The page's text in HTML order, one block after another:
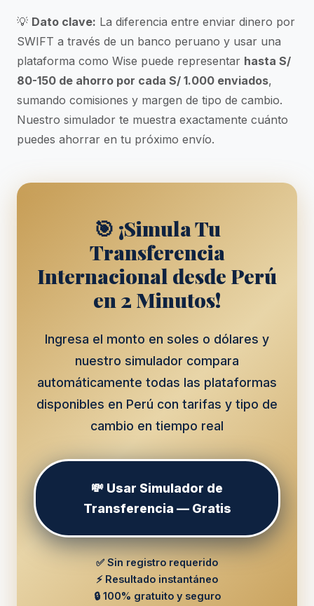
💡 Dato clave: La diferencia entre enviar dinero por
SWIFT a través de un banco peruano y usar una
plataforma como Wise puede representar hasta S/
80-150 de ahorro por cada S/ 1.000 enviados,
sumando comisiones y margen de tipo de cambio.
Nuestro simulador te muestra exactamente cuánto
puedes ahorrar en tu próximo envío.
🎯 ¡Simula Tu
Transferencia
Internacional desde Perú
en 2 Minutos!
Ingresa el monto en soles o dólares y
nuestro simulador compara
automáticamente todas las plataformas
disponibles en Perú con tarifas y tipo de
cambio en tiempo real
💸 Usar Simulador de
Transferencia — Gratis
✅ Sin registro requerido
⚡ Resultado instantáneo
🔒 100% gratuito y seguro